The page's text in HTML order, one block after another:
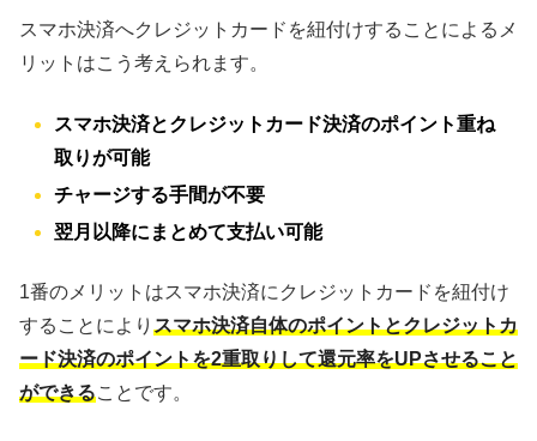
スマホ決済へクレジットカードを紐付けすることによるメ
リットはこう考えられます。
スマホ決済とクレジットカード決済のポイント重ね
取りが可能
チャージする手間が不要
翌月以降にまとめて支払い可能
1番のメリットはスマホ決済にクレジットカードを紐付け
することにより スマホ決済自体のポイントとクレジットカ
ード決済のポイントを2重取りして還元率をUPさせること
ができることです。